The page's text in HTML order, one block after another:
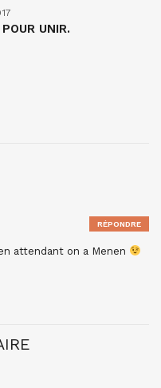
UNIR.
attendant on a Menen
RÉPONDRE